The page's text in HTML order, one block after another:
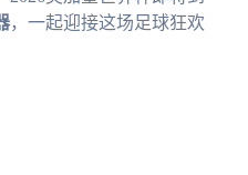
，一起迎接这场足球狂欢